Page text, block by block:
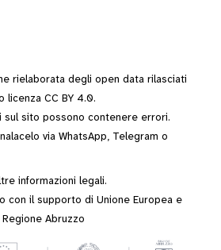
rielaborata degli open data rilasciati
licenza CC BY 4.0.
sul sito possono contenere errori.
via WhatsApp, Telegram o
informazioni legali.
con il supporto di Unione Europea e
Regione Abruzzo